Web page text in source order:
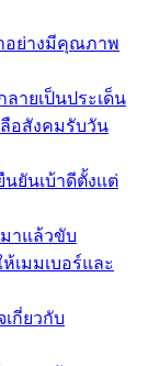
อย่างมีคุณภาพ
ายเป็นประเด็น
อสังคมรับวัน
นเบ้าดีตั้งเเต่
าแล้วขับ
เมมเบอร์และ
กี่ยวกับ